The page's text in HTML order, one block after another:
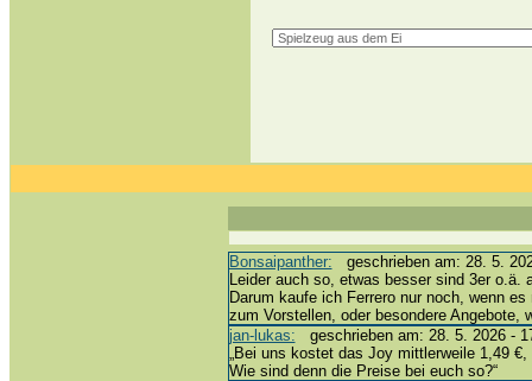
Bonsaipanther: geschrieben am: 28. 5.
Leider auch so, etwas besser sind 3er o.ä.
Darum kaufe ich Ferrero nur noch, wenn
zum Vorstellen, oder besondere Angebote,
jan-lukas: geschrieben am: 28. 5. 2026 -
„Bei uns kostet das Joy mittlerweile 1,49
Wie sind denn die Preise bei euch so?“